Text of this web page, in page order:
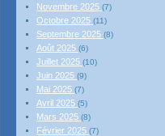
Novembre 2025 (7)
Octobre 2025 (11)
Septembre 2025 (8)
Août 2025 (6)
Juillet 2025 (10)
Juin 2025 (9)
Mai 2025 (7)
Avril 2025 (5)
Mars 2025 (8)
Février 2025 (7)